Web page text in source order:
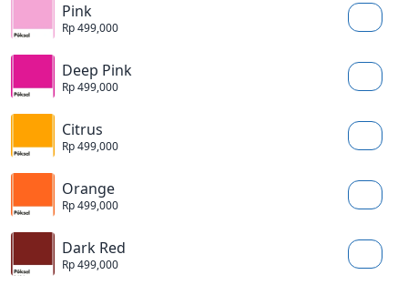
Pink
Rp 499,000
Deep Pink
Rp 499,000
Citrus
Rp 499,000
Orange
Rp 499,000
Dark Red
Rp 499,000